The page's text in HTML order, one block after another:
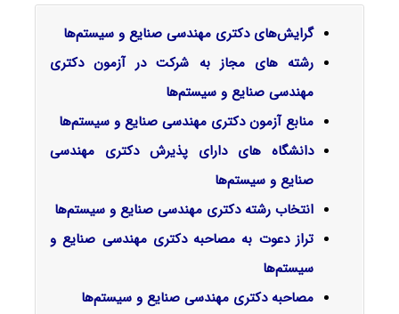
گرایش‌های دکتری مهندسی صنایع و سیستم‌ها
رشته های مجاز به شرکت در آزمون دکتری
مهندسی صنایع و سیستم‌ها
منابع آزمون دکتری مهندسی صنایع و سیستم‌ها
دانشگاه های دارای پذیرش دکتریمهندسی
صنایع و سیستم‌ها
انتخاب رشته دکتری مهندسی صنایع و سیستم‌ها
تراز دعوت به مصاحبه دکتریمهندسی صنایع و
سیستم‌ها
مصاحبه دکتری مهندسی صنایع و سیستم‌ها